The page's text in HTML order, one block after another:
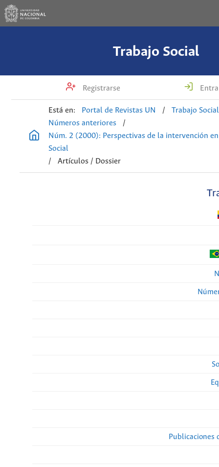
Trabajo Social
Registrarse
Está en: Portal de Revistas UN /
Trabajo Social
Números anteriores
/
Núm. 2 (2000): Perspectivas de la intervención
Social
/
Artículos / Dossier
Publicaciones